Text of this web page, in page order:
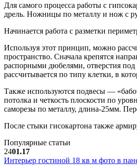
Для самого процесса работы с
дрель. Ножницы по металлу и нож с
Начинается работа с разметки
Используя этот принцип, можно
пространство. Сначала крепятся
распорными дюбелями, отверстия под
рассчитывается по типу клетки, в
Также используются подвесы —
потолка и четкость плоскости по
саморезы по металлу, длина-25мм.
После стыки гисокартона также
Популярные статьи
2401.17
Интерьер гостиной 18 кв м фото в